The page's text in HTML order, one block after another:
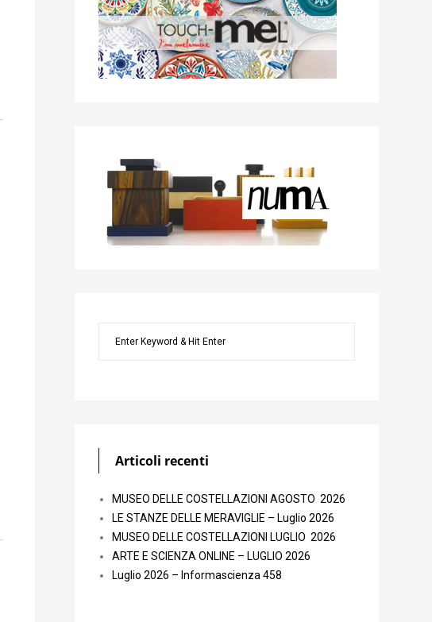
Articoli recenti
MUSEO DELLE COSTELLAZIONI AGOSTO 2026
LE STANZE DELLE MERAVIGLIE – Luglio 2026
MUSEO DELLE COSTELLAZIONI LUGLIO 2026
ARTE E SCIENZA ONLINE – LUGLIO 2026
Luglio 2026 – Informascienza 458